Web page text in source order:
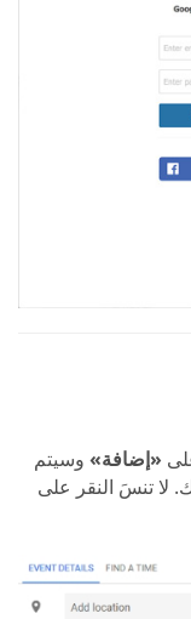
«إضافة» وسيتم
لا تنسَ النقر على